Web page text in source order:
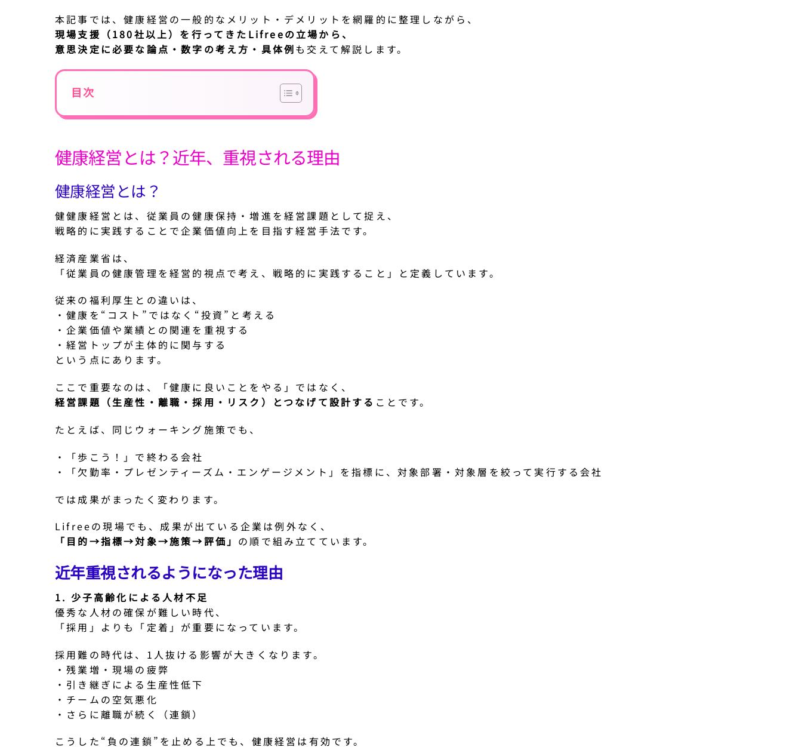
本記事では、健康経営の一般的なメリット・デメリットを網羅的に整理しながら、
現場支援（180社以上）を行ってきたLifreeの立場から、
意思決定に必要な論点・数字の考え方・具体例も交えて解説します。
目次
健康経営とは？近年、重視される理由
健康経営とは？
健健康経営とは、従業員の健康保持・増進を経営課題として捉え、
戦略的に実践することで企業価値向上を目指す経営手法です。
経済産業省は、
「従業員の健康管理を経営的視点で考え、戦略的に実践すること」と定義しています。
従来の福利厚生との違いは、
・健康を“コスト”ではなく“投資”と考える
・企業価値や業績との関連を重視する
・経営トップが主体的に関与する
という点にあります。
ここで重要なのは、「健康に良いことをやる」ではなく、
経営課題（生産性・離職・採用・リスク）とつなげて設計する ことです。
たとえば、同じウォーキング施策でも、
・「歩こう！」で終わる会社
・「欠勤率・プレゼンティーズム・エンゲージメント」を指標に、対象部署・対象層を絞って実行する会社
では成果がまったく変わります。
Lifreeの現場でも、成果が出ている企業は例外なく、
「目的→指標→対象→施策→評価」 の順で組み立てています。
近年重視されるようになった理由
1. 少子高齢化による人材不足
優秀な人材の確保が難しい時代、
「採用」よりも「定着」が重要になっています。
採用難の時代は、1人抜ける影響が大きくなります。
・残業増・現場の疲弊
・引き継ぎによる生産性低下
・チームの空気悪化
・さらに離職が続く（連鎖）
こうした“負の連鎖”を止める上でも、健康経営は有効です。